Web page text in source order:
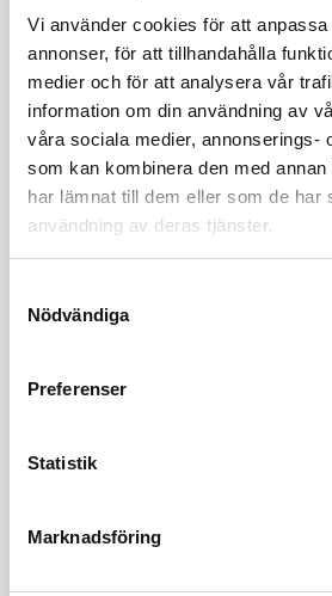
Vi använder cookies för att
annonser, för att tillhandahålla
medier och för att analysera vår
information om din användning av
våra sociala medier, annonserings-
som kan kombinera den med
har lämnat till dem eller som de har
användning av deras tjänster.
Selection
Nödvändiga
Preferenser
Statistik
Marknadsföring
7371000
159SEK